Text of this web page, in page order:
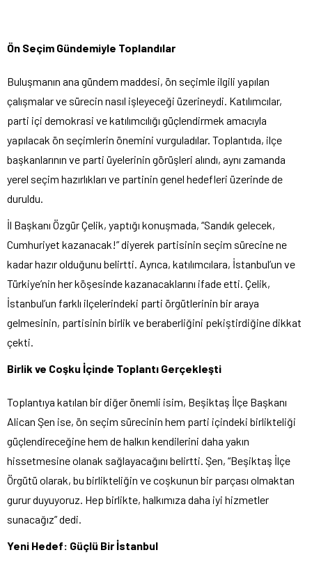
Ön Seçim Gündemiyle Toplandılar
Buluşmanın ana gündem maddesi, ön seçimle ilgili yapılan
çalışmalar ve sürecin nasıl işleyeceği üzerineydi. Katılımcılar,
parti içi demokrasi ve katılımcılığı güçlendirmek amacıyla
yapılacak ön seçimlerin önemini vurguladılar. Toplantıda, ilçe
başkanlarının ve parti üyelerinin görüşleri alındı, aynı zamanda
yerel seçim hazırlıkları ve partinin genel hedefleri üzerinde de
duruldu.
İl Başkanı Özgür Çelik, yaptığı konuşmada, “Sandık gelecek,
Cumhuriyet kazanacak!” diyerek partisinin seçim sürecine ne
kadar hazır olduğunu belirtti. Ayrıca, katılımcılara, İstanbul’un ve
Türkiye’nin her köşesinde kazanacaklarını ifade etti. Çelik,
İstanbul’un farklı ilçelerindeki parti örgütlerinin bir araya
gelmesinin, partisinin birlik ve beraberliğini pekiştirdiğine dikkat
çekti.
Birlik ve Coşku İçinde Toplantı Gerçekleşti
Toplantıya katılan bir diğer önemli isim, Beşiktaş İlçe Başkanı
Alican Şen ise, ön seçim sürecinin hem parti içindeki birlikteliği
güçlendireceğine hem de halkın kendilerini daha yakın
hissetmesine olanak sağlayacağını belirtti. Şen, “Beşiktaş İlçe
Örgütü olarak, bu birlikteliğin ve coşkunun bir parçası olmaktan
gurur duyuyoruz. Hep birlikte, halkımıza daha iyi hizmetler
sunacağız” dedi.
Yeni Hedef: Güçlü Bir İstanbul